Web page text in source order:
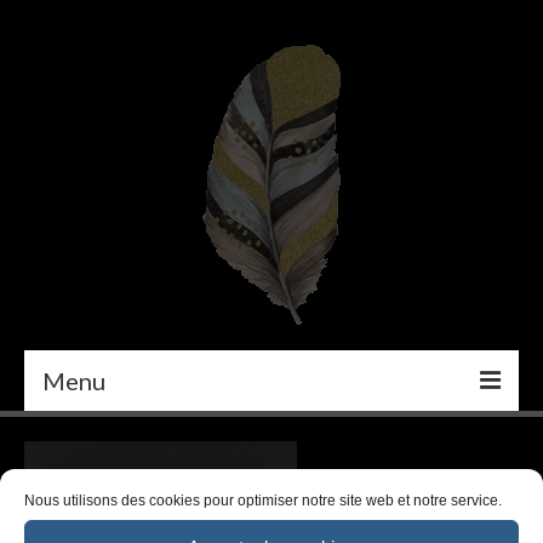
Nous utilisons des cookies pour optimiser notre site web et notre service.
Menu
PEINTURE
DÉCORATION INTÉRIEURE